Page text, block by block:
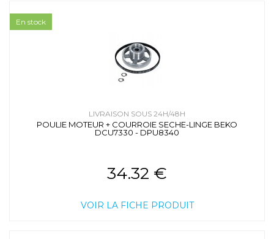
LIVRAISON SOUS 24H/48H
POULIE MOTEUR + COURROIE SECHE-LINGE BEKO
DCU7330 - DPU8340
34.32 €
VOIR LA FICHE PRODUIT
En stock